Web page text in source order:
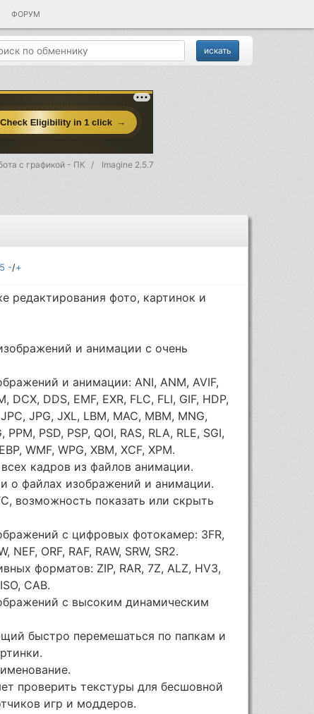
ФОРУМ
с графикой - ПК Imagine 2.5.7
-/+
редактирования фото, картинок и
и анимации с очень
и анимации: ANI, ANM, AVIF,
DCX, DDS, EMF, EXR, FLC, FLI, GIF, HDP,
JPG, JXL, LBM, MAC, MBM, MNG,
PSD, PSP, QOI, RAS, RLA, RLE, SGI,
WMF, WPG, XBM, XCF, XPM.
кадров из файлов анимации.
о файлах изображений и анимации.
возможность показать или скрыть
с цифровых фотокамер: 3FR,
NEF, ORF, RAF, RAW, SRW, SR2.
форматов: ZIP, RAR, 7Z, ALZ, HV3,
CAB.
с высоким динамическим
быстро перемешаться по папкам и
проверить текстуры для бесшовной
игр и моддеров.